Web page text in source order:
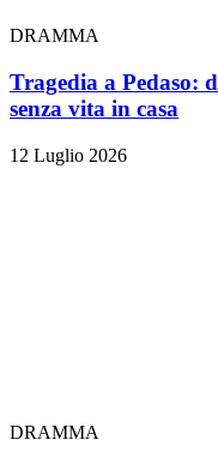
DRAMMA
Tragedia a Pedaso:
senza vita in casa
12 Luglio 2026
DRAMMA